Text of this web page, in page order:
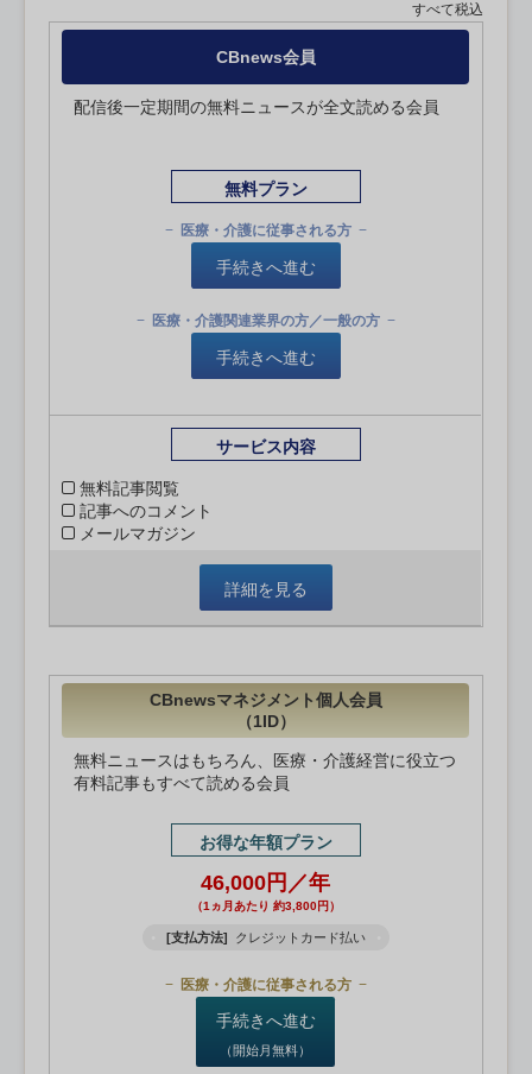
すべて税込
CBnews会員
配信後一定期間の無料ニュースが全文読める会員
無料プラン
医療・介護に従事される方
手続きへ進む
医療・介護関連業界の方／一般の方
手続きへ進む
サービス内容
無料記事閲覧
記事へのコメント
メールマガジン
詳細を見る
CBnewsマネジメント個人会員
（1ID）
無料ニュースはもちろん、医療・介護経営に役立つ
有料記事もすべて読める会員
お得な年額プラン
46,000円／年
（1ヵ月あたり 約3,800円）
[支払方法] クレジットカード払い
医療・介護に従事される方
手続きへ進む
（開始月無料）